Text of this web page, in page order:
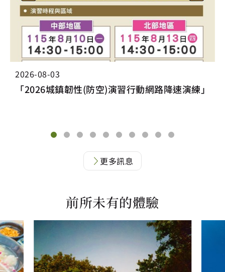
2026-08-03
「2026城鎮韌性(防空)演習行動網路降速演練」
更多訊息
前所未有的體驗